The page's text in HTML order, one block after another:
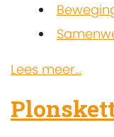
Lees meer...